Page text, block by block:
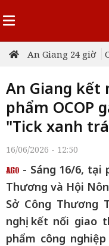
An Giang 24 giờ
An Giang kết
phẩm OCOP
"Tick xanh
16/06/2026 - 12:50
- Sáng 16/6, tại
Thương và Hội
Sở Công Thương
nghị kết nối giao
phẩm công